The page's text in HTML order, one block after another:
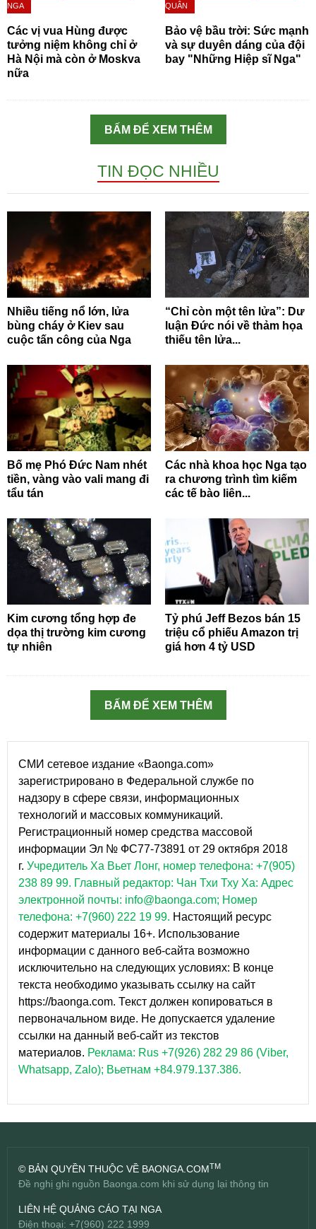
NGA
Các vị vua Hùng được
tưởng niệm không chỉ ở
Hà Nội mà còn ở Moskva
nữa
QUÂN
Bảo vệ bầu trời: Sức mạnh
và sự duyên dáng của đội
bay "Những Hiệp sĩ Nga"
BẤM ĐỂ XEM THÊM
TIN ĐỌC NHIỀU
Nhiều tiếng nổ lớn, lửa
bùng cháy ở Kiev sau
cuộc tấn công của Nga
“Chỉ còn một tên lửa”: Dư
luận Đức nói về thảm họa
thiếu tên lửa...
Bố mẹ Phó Đức Nam nhét
tiền, vàng vào vali mang đi
tẩu tán
Các nhà khoa học Nga tạo
ra chương trình tìm kiếm
các tế bào liên...
Kim cương tổng hợp đe
dọa thị trường kim cương
tự nhiên
Tỷ phú Jeff Bezos bán 15
triệu cổ phiếu Amazon trị
giá hơn 4 tỷ USD
BẤM ĐỂ XEM THÊM
СМИ сетевое издание «Baonga.com»
зарегистрировано в Федеральной службе по
надзору в сфере связи, информационных
технологий и массовых коммуникаций.
Регистрационный номер средства массовой
информации Эл № ФС77-73891 от 29 октября 2018
г. Учредитель Ха Вьет Лонг, номер телефона: +7(905)
238 89 99. Главный редактор: Чан Тхи Тху Ха: Адрес
электронной почты: info@baonga.com; Номер
телефона: +7(960) 222 19 99. Настоящий ресурс
содержит материалы 16+. Использование
информации с данного веб-сайта возможно
исключительно на следующих условиях: В конце
текста необходимо указывать ссылку на сайт
https://baonga.com. Текст должен копироваться в
первоначальном виде. Не допускается удаление
ссылки на данный веб-сайт из текстов
материалов. Реклама: Rus +7(926) 282 29 86 (Viber,
Whatsapp, Zalo); Вьетнам +84.979.137.386.
© BẢN QUYỀN THUỘC VỀ BAONGA.COMTM
Đề nghị ghi nguồn Baonga.com khi sử dụng lại thông tin
LIÊN HỆ QUẢNG CÁO TẠI NGA
Điện thoại: +7(960) 222 1999